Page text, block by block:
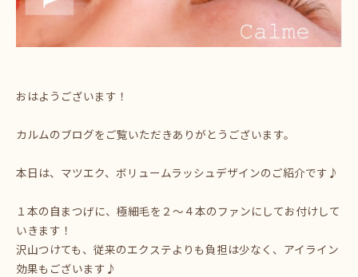
おはようございます！
カルムのブログをご覧いただきありがとうございます。
本日は、マツエク、ボリュームラッシュデザインのご紹介です♪
１本の自まつげに、極細毛を２～４本のファンにしてお付けして
いきます！
沢山つけても、従来のエクステよりも負担は少なく、アイライン
効果もございます♪